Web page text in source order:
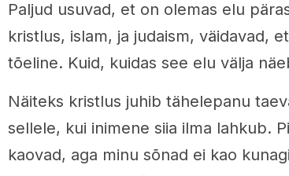
Paljud usuvad, et on olemas elu
kristlus, islam, ja judaism, väidavad,
tõeline. Kuid, kuidas see elu välja
Näiteks kristlus juhib tähelepanu
sellele, kui inimene siia ilma lahkub.
kaovad, aga minu sõnad ei kao